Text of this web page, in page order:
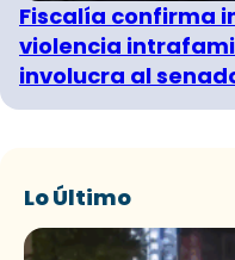
Fiscalía confirma
violencia
involucra al
Lo Último